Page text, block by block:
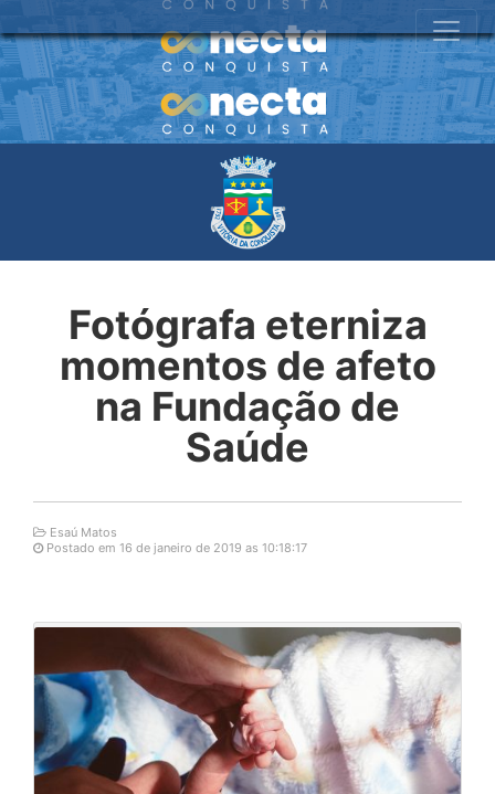
Fotógrafa eterniza
momentos de afeto
na Fundação de
Saúde
Esaú Matos
Postado em 16 de janeiro de 2019 as 10:18:17